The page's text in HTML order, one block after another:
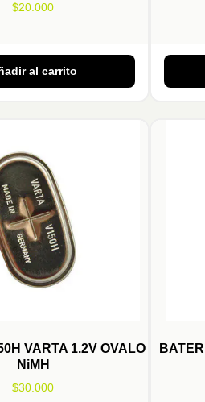
$20.000
al carrito
VARTA 1.2V OVALO
NiMH
$30.000